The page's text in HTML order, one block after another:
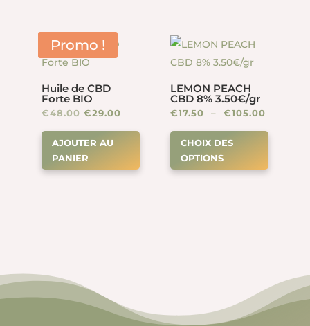
Promo !
Huile de CBD
Forte BIO
€48.00 Le
prix
initial
€29.00Le
prix
est :
AJOUTER AU
PANIER
LEMON PEACH
CBD 8% 3.50€/gr
€17.50 – €105.00
de
€17.50
CHOIX DES
OPTIONS
Ce
a
choisies
sur